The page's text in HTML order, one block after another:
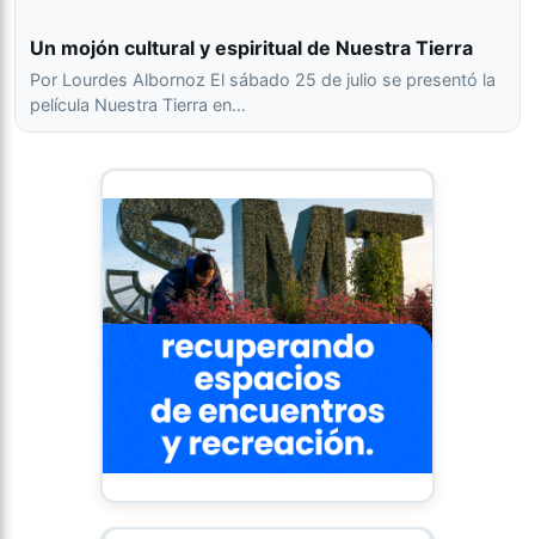
Un mojón cultural y espiritual de Nuestra Tierra
Por Lourdes Albornoz El sábado 25 de julio se presentó la
película Nuestra Tierra en…